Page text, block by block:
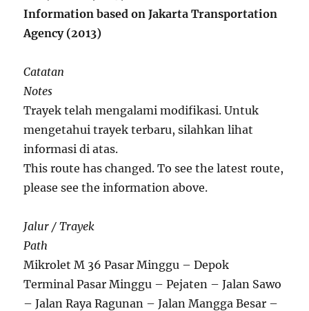
Information based on Jakarta Transportation
Agency (2013)
Catatan
Notes
Trayek telah mengalami modifikasi. Untuk
mengetahui trayek terbaru, silahkan lihat
informasi di atas.
This route has changed. To see the latest route,
please see the information above.
Jalur / Trayek
Path
Mikrolet M 36 Pasar Minggu – Depok
Terminal Pasar Minggu – Pejaten – Jalan Sawo
– Jalan Raya Ragunan – Jalan Mangga Besar –